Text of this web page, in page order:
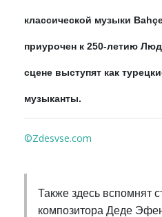
классической музыки
приурочен к 250-летию
сцене выступят как
музыканты.
©Zdesvse.com
Также здесь вспомнят
композитора Деде